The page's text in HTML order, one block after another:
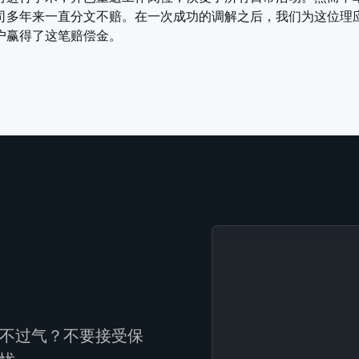
多年来一直分文不赔。在一次成功的调解之后，我们为这位理
赢得了这笔赔偿金。
过气？不要接受保